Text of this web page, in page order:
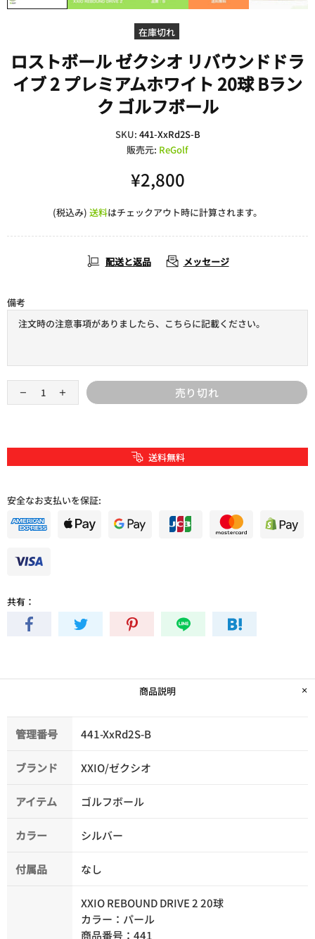
在庫切れ
ロストボール ゼクシオ リバウンドドラ
イブ 2 プレミアムホワイト 20球 Bラン
ク ゴルフボール
SKU: 441-XxRd2S-B
販売元: ReGolf
¥2,800
(税込み) 送料はチェックアウト時に計算されます。
配送と返品 メッセージ
備考
売り切れ
送料無料
安全なお支払いを保証:
共有：
商品説明
管理番号 441-XxRd2S-B
ブランド XXIO/ゼクシオ
アイテム ゴルフボール
カラー シルバー
付属品 なし
XXIO REBOUND DRIVE 2 20球
カラー：パール
商品番号：441